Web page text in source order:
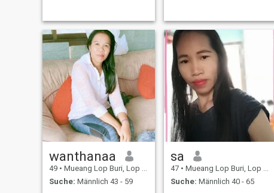
wanthanaa
49 • Mueang Lop Buri, Lop Buri, Thailand
Suche: Männlich 43 - 59
sa
47 • Mueang Lop Buri, Lop Buri, Thailand
Suche: Männlich 40 - 65